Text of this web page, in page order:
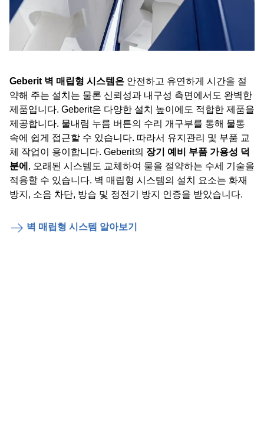
Geberit 벽 매립형 시스템은 안전하고 유연하게 시간을 절
약해 주는 설치는 물론 신뢰성과 내구성 측면에서도 완벽한
제품입니다. Geberit은 다양한 설치 높이에도 적합한 제품을
제공합니다. 물내림 누름 버튼의 수리 개구부를 통해 물통
속에 쉽게 접근할 수 있습니다. 따라서 유지관리 및 부품 교
체 작업이 용이합니다. Geberit의 장기 예비 부품 가용성 덕
분에 , 오래된 시스템도 교체하여 물을 절약하는 수세 기술을
적용할 수 있습니다. 벽 매립형 시스템의 설치 요소는 화재
방지, 소음 차단, 방습 및 정전기 방지 인증을 받았습니다.
벽 매립형 시스템 알아보기